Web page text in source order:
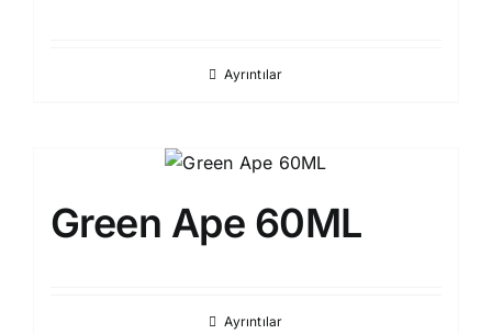
Ayrıntılar
Green Ape 60ML
Ayrıntılar